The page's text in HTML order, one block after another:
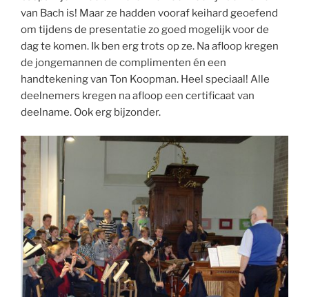
van Bach is! Maar ze hadden vooraf keihard geoefend
om tijdens de presentatie zo goed mogelijk voor de
dag te komen. Ik ben erg trots op ze. Na afloop kregen
de jongemannen de complimenten én een
handtekening van Ton Koopman. Heel speciaal! Alle
deelnemers kregen na afloop een certificaat van
deelname. Ook erg bijzonder.